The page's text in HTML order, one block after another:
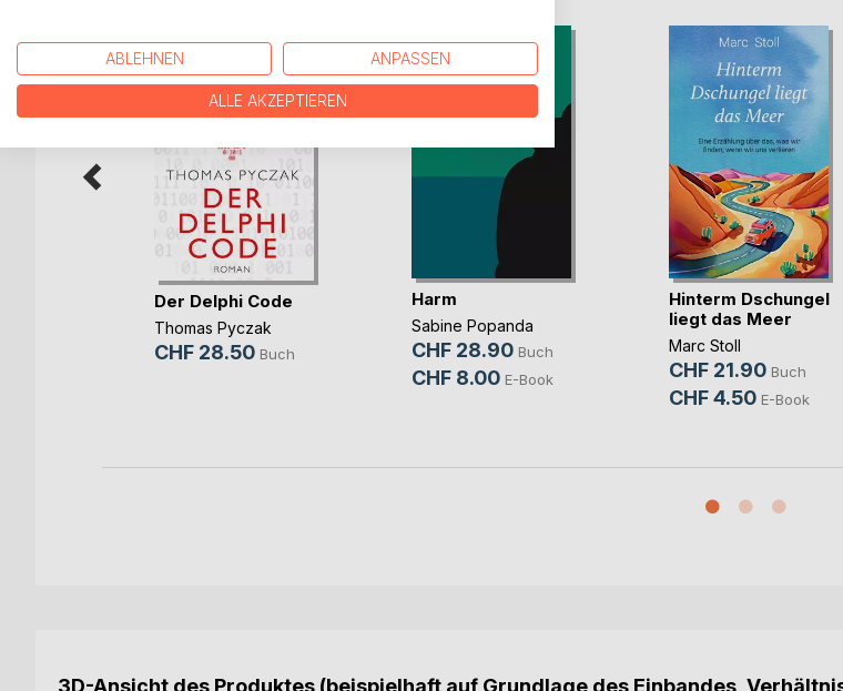
Der Delphi Code
Thomas Pyczak
CHF 28.50 Buch
Harm
Sabine Popanda
CHF 28.90 Buch
CHF 8.00 E-Book
Hinterm Dschungel
liegt das Meer
Marc Stoll
CHF 21.90 Buch
CHF 4.50 E-Book
3D-Ansicht des Produktes (beispielhaft auf Grundlage des Einbandes,
ABLEHNEN ANPASSEN
ALLE AKZEPTIEREN